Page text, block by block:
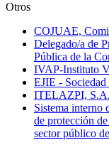
Otros
COJUAE,
Delegado/a de
Pública de la
IVAP-Instituto
EJIE -
ITELAZPI, S.A.
Sistema interno
de protección
sector público